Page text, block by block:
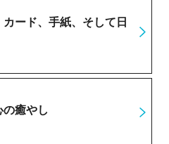
ード、手紙、そして日
癒やし